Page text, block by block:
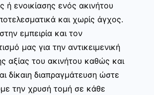
ή ενοικίασης ενός ακινήτου
και χωρίς άγχος.
εμπειρία και τον
μας για την αντικειμενική
αξίας του ακινήτου καθώς και
δίκαιη διαπραγμάτευση ώστε
την χρυσή τομή σε κάθε